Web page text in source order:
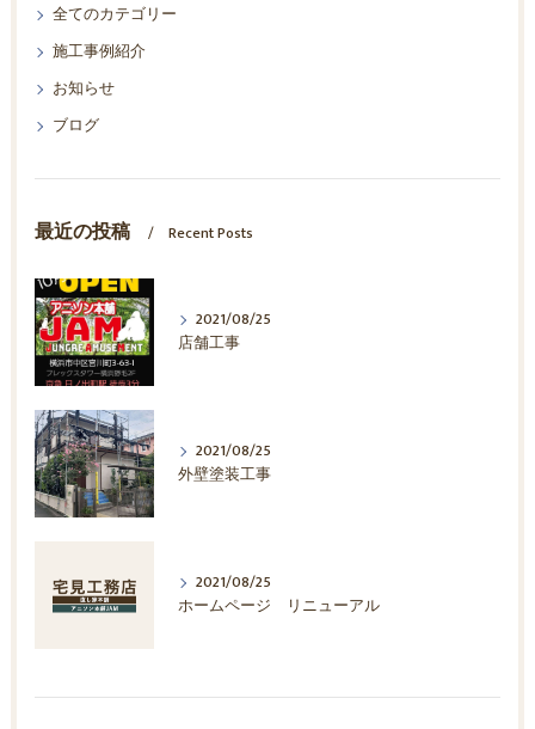
全てのカテゴリー
施工事例紹介
お知らせ
ブログ
最近の投稿 Recent Posts
2021/08/25
店舗工事
2021/08/25
外壁塗装工事
2021/08/25
ホームページ リニューアル